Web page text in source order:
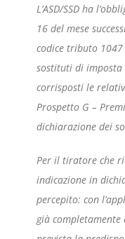
L’ASD/SSD ha
16 del mese
codice tributo
sostituti di
corrisposti le
Prospetto G –
dichiarazione dei
Per il tiratore che
indicazione in
percepito: con
già